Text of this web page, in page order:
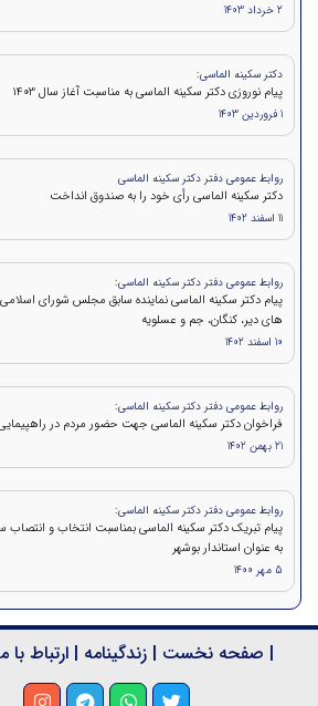
2 خرداد 1403
دکتر سکینه الماسی:
پیام نوروزی دکتر سکینه الماسی به مناسبت آغاز سال 1403
1 فروردین 1403
روابط عمومی دفتر دکتر سکینه الماسی
دکتر سکینه الماسی رأی خود را به صندوق انداخت
11 اسفند 1402
روابط عمومی دفتر دکتر سکینه الماسی:
پیام دکتر سکینه الماسی نماینده سابق مجلس شورای
های دیر، کنگان، جم و عسلویه
10 اسفند 1402
روابط عمومی دفتر دکتر سکینه الماسی:
فراخوان دکتر سکینه الماسی جهت حضور مردم در راهپیمایی ۲۲ بهمن
21 بهمن 1402
روابط عمومی دفتر دکتر سکینه الماسی:
پیام تبریک دکتر سکینه الماسی بمناسبت انتخاب و انتصاب
به عنوان استاندار بوشهر
5 مهر 1400
| صفحه نخست | زندگینامه | ارتباط با